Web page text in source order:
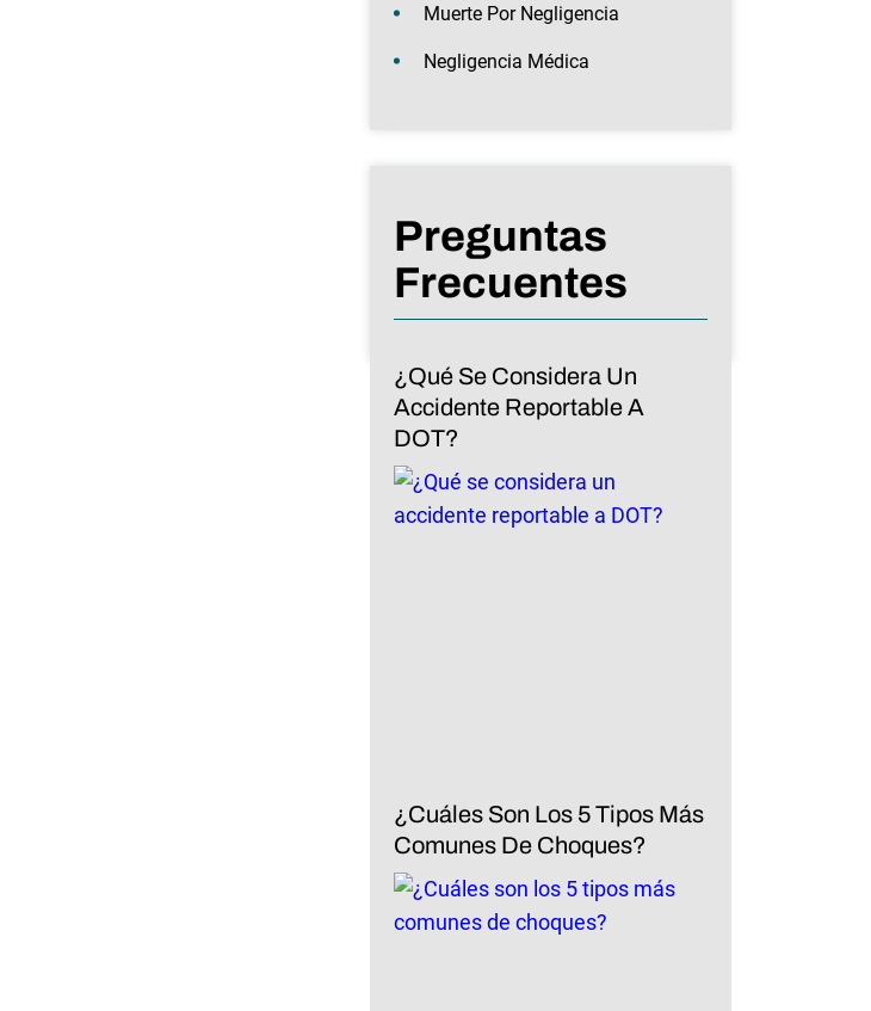
Muerte Por Negligencia
Negligencia Médica
Preguntas
Frecuentes
¿Qué Se Considera Un
Accidente Reportable A
DOT?
¿Cuáles Son Los 5 Tipos Más
Comunes De Choques?